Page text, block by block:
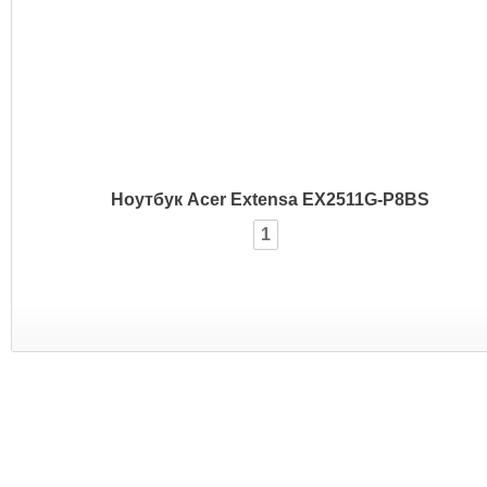
Ноутбук Acer Extensa EX2511G-P8BS
1